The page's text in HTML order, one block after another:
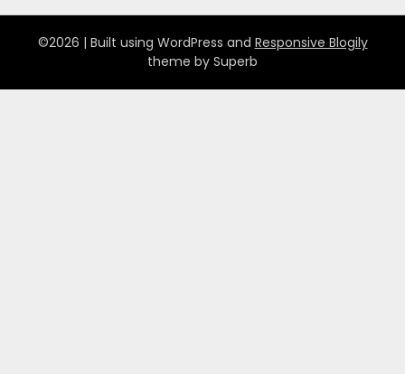
©2026 | Built using WordPress and Responsive Blogily
theme by Superb